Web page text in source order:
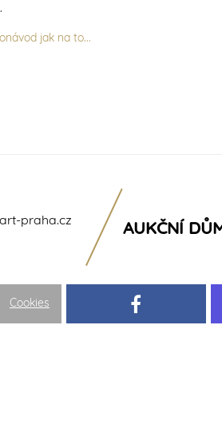
.
jak na to...
praha.cz
AUKČNÍ
Cookies